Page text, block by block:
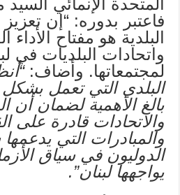
فاعتبر بدوره: “إن تعزيز
البلدية هو مفتاح الأداء
واتحادات البلديات في
لمجتمعاتها. وأضاف:
البلدي التي تعمل
بالغ الأهمية لضمان أن
والاتحادات قادرة على
والمبادرات التي يدعمها
الدوليون في سياق
يواجهها لبنان”.